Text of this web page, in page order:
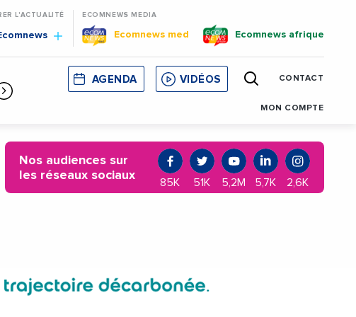
L'ACTUALITÉ ECOMNEWS MEDIA
Ecomnews med Ecomnews afrique
CORSE MONACO CATALOGNE
AGENDA VIDÉOS CONTACT
MON COMPTE
Nos audiences sur
les réseaux sociaux
85K 51K 5,2M 5,7K 2,6K